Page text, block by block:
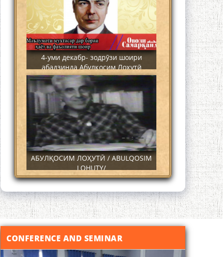
4-уми декабр- зодрӯзи шоири
абадзинда Абулқосим Лоҳутӣ
АБУЛҚОСИМ ЛОҲУТӢ / ABULQOSIM
LOHUTY/
CONFERENCE AND SEMINAR